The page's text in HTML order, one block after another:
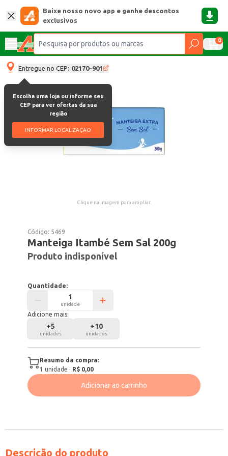
Baixe nosso novo app e ganhe descontos
exclusivos
0
Entregue no CEP: 02170-901
Escolha uma loja ou informe seu
CEP para ver ofertas da sua
região
INFORMAR LOCALIZAÇÃO
Clique na imagem para ampliar.
Código: 5469
Manteiga Itambé Sem Sal 200g
Produto indisponível
Quantidade:
unidade
Adicione mais:
+5
unidades
+10
unidades
Resumo da compra:
1 unidade · R$ 0,00
Adicionar ao carrinho
Descrição do produto